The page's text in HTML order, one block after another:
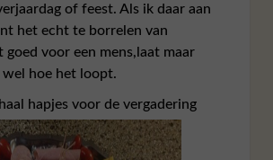
of feest. Als ik daar aan
het echt te borrelen van
goed voor een mens,laat maar
hoe het loopt.
hapjes voor de vergadering